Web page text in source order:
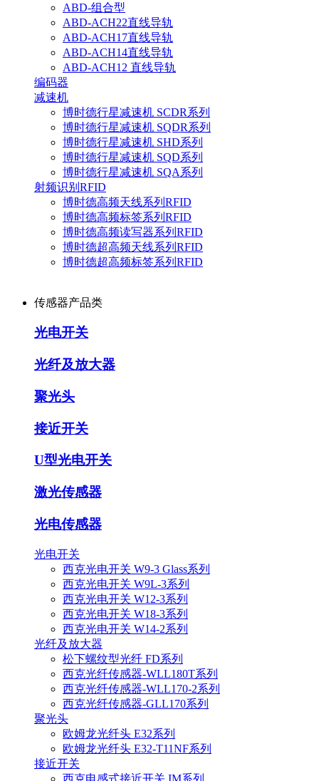
ABD-组合型
ABD-ACH22直线导轨
ABD-ACH17直线导轨
ABD-ACH14直线导轨
ABD-ACH12 直线导轨
编码器
减速机
博时德行星减速机 SCDR系列
博时德行星减速机 SQDR系列
博时德行星减速机 SHD系列
博时德行星减速机 SQD系列
博时德行星减速机 SQA系列
射频识别RFID
博时德高频天线系列RFID
博时德高频标签系列RFID
博时德高频读写器系列RFID
博时德超高频天线系列RFID
博时德超高频标签系列RFID
传感器产品类
光电开关
光纤及放大器
聚光头
接近开关
U型光电开关
激光传感器
光电传感器
光电开关
西克光电开关 W9-3 Glass系列
西克光电开关 W9L-3系列
西克光电开关 W12-3系列
西克光电开关 W18-3系列
西克光电开关 W14-2系列
光纤及放大器
松下螺纹型光纤 FD系列
西克光纤传感器-WLL180T系列
西克光纤传感器-WLL170-2系列
西克光纤传感器-GLL170系列
聚光头
欧姆龙光纤头 E32系列
欧姆龙光纤头 E32-T11NF系列
接近开关
西克电感式接近开关 IM系列